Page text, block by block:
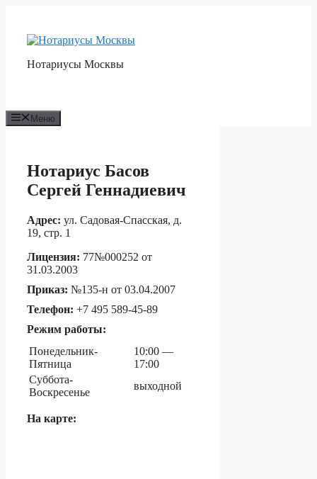
содержимому
Нотариусы Москвы
Меню
Нотариус Басов
Сергей Геннадиевич
Адрес: ул. Садовая-Спасская, д.
19, стр. 1
Лицензия: 77№000252 от
31.03.2003
Приказ: №135-н от 03.04.2007
Телефон: +7 495 589-45-89
Режим работы:
Понедельник-
Пятница
10:00 —
17:00
Суббота-
Воскресенье
выходной
На карте: